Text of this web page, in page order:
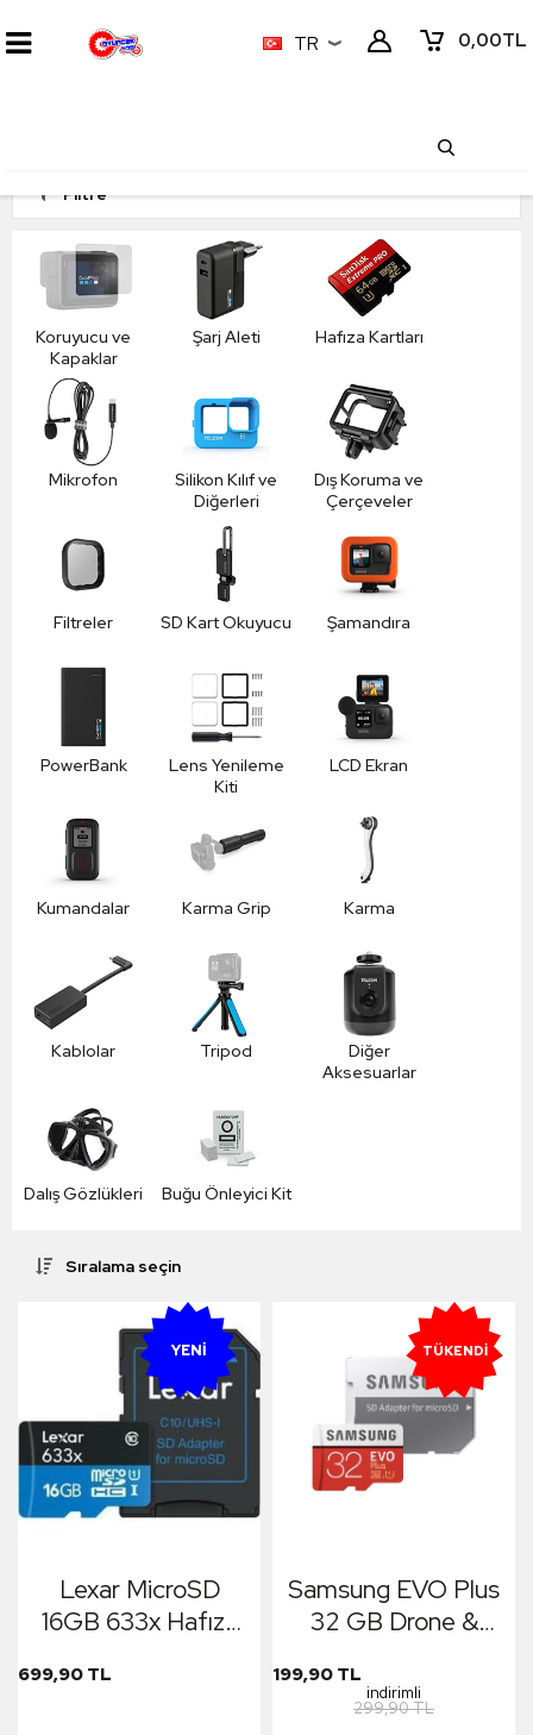
0,00TL
TR
Filtre
Koruyucu ve
Kapaklar
Şarj Aleti Hafıza Kartları
Mikrofon
Silikon Kılıf ve
Diğerleri
Dış Koruma ve
Çerçeveler
Filtreler SD Kart Okuyucu Şamandıra
PowerBank
Lens Yenileme
Kiti
LCD Ekran
Kumandalar Karma Grip Karma
Kablolar Tripod
Diğer
Aksesuarlar
Dalış Gözlükleri Buğu Önleyici Kit
Sıralama seçin
YENI
Lexar MicroSD
16GB 633x Hafıza
699,90 TL
TÜKENDI
Samsung EVO Plus
32 GB Drone &
Araç İçi Kamera İçin
Yüksek Hızlı Hafıza
199,90 TL
indirimli
299,90 TL